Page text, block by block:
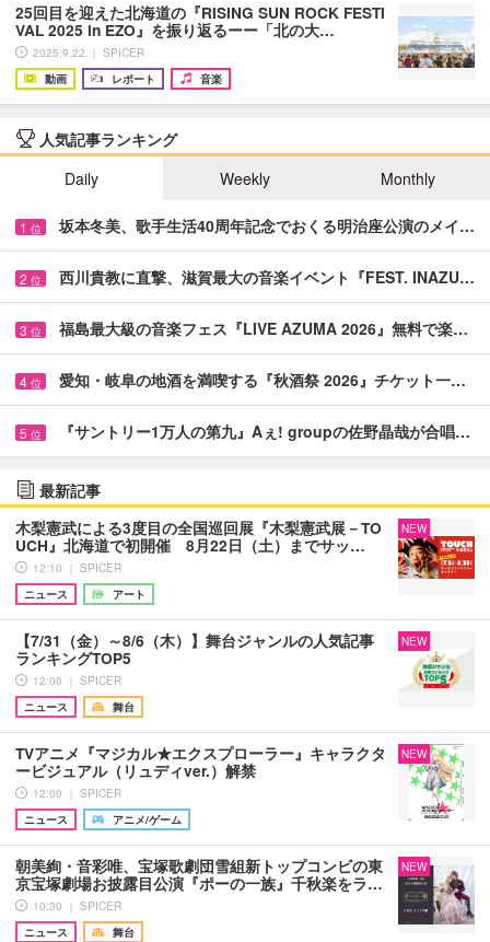
25回目を迎えた北海道の『RISING SUN ROCK FESTI
VAL 2025 in EZO』を振り返るーー「北の大…
2025.9.22 ｜ SPICER
動画
レポート 音楽
人気記事ランキング
Daily
Weekly Monthly
1 位 坂本冬美、歌手生活40周年記念でおくる明治座公演のメイ…
2 位 西川貴教に直撃、滋賀最大の音楽イベント『FEST. INAZU…
3 位 福島最大級の音楽フェス『LIVE AZUMA 2026』無料で楽…
4 位 愛知・岐阜の地酒を満喫する『秋酒祭 2026』チケット一…
5 位 『サントリー1万人の第九』Aぇ! groupの佐野晶哉が合唱…
最新記事
木梨憲武による3度目の全国巡回展『木梨憲武展－TO
UCH』北海道で初開催 8月22日（土）までサッ…
12:10 ｜ SPICER
ニュース
アート
NEW
【7/31（金）～8/6（木）】舞台ジャンルの人気記事
ランキングTOP5
12:00 ｜ SPICER
ニュース
舞台
NEW
TVアニメ『マジカル★エクスプローラー』キャラクタ
ービジュアル（リュディver.）解禁
12:00 ｜ SPICER
ニュース
アニメ/ゲーム
NEW
朝美絢・音彩唯、宝塚歌劇団雪組新トップコンビの東
京宝塚劇場お披露目公演『ポーの一族』千秋楽をラ…
10:30 ｜ SPICER
ニュース
舞台
NEW